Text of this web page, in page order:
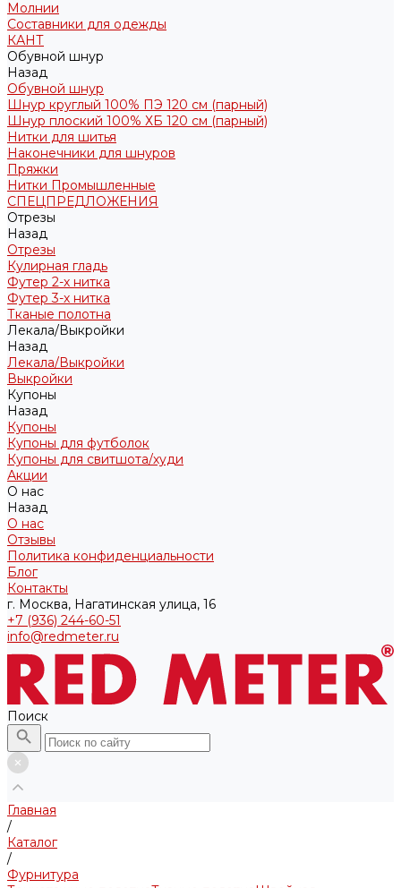
Молнии
Составники для одежды
КАНТ
Обувной шнур
Назад
Обувной шнур
Шнур круглый 100% ПЭ 120 см (парный)
Шнур плоский 100% ХБ 120 см (парный)
Нитки для шитья
Наконечники для шнуров
Пряжки
Нитки Промышленные
СПЕЦПРЕДЛОЖЕНИЯ
Отрезы
Назад
Отрезы
Кулирная гладь
Футер 2-х нитка
Футер 3-х нитка
Тканые полотна
Лекала/Выкройки
Назад
Лекала/Выкройки
Выкройки
Купоны
Назад
Купоны
Купоны для футболок
Купоны для свитшота/худи
Акции
О нас
Назад
О нас
Отзывы
Политика конфиденциальности
Блог
Контакты
г. Москва, Нагатинская улица, 16
+7 (936) 244-60-51
info@redmeter.ru
Поиск
Главная
/
Каталог
/
Фурнитура